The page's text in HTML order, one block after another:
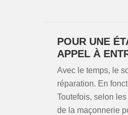
POUR UNE
APPEL À
Avec le temps, le
réparation. En
Toutefois, selon
de la maçonnerie